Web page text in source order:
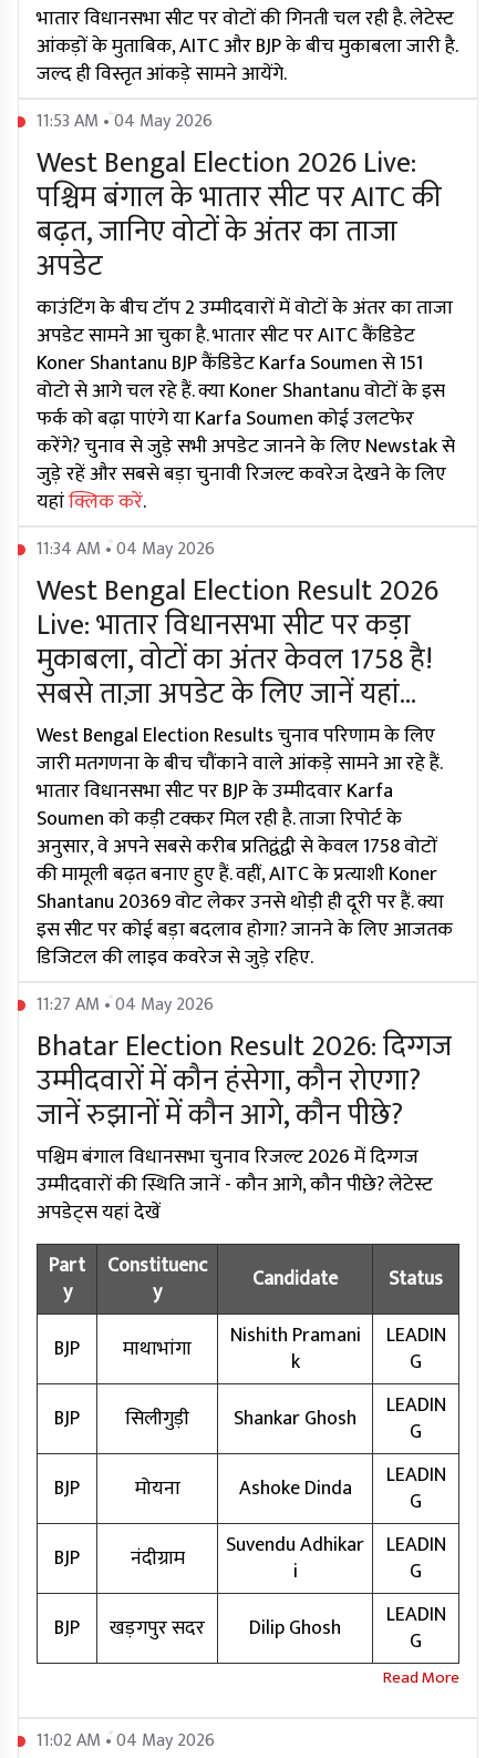
भातार विधानसभा सीट पर वोटों की गिनती चल रही है. लेटेस्ट
आंकड़ों के मुताबिक, AITC और BJP के बीच मुकाबला जारी है.
जल्द ही विस्तृत आंकड़े सामने आयेंगे.
11:53 AM • 04 May 2026
West Bengal Election 2026 Live:
पश्चिम बंगाल के भातार सीट पर AITC की
बढ़त, जानिए वोटों के अंतर का ताजा
अपडेट
काउंटिंग के बीच टॉप 2 उम्मीदवारों में वोटों के अंतर का ताजा
अपडेट सामने आ चुका है. भातार सीट पर AITC कैंडिडेट
Koner Shantanu BJP कैंडिडेट Karfa Soumen से 151
वोटो से आगे चल रहे हैं. क्या Koner Shantanu वोटों के इस
फर्क को बढ़ा पाएंगे या Karfa Soumen कोई उलटफेर
करेंगे? चुनाव से जुड़े सभी अपडेट जानने के लिए Newstak से
जुड़े रहें और सबसे बड़ा चुनावी रिजल्ट कवरेज देखने के लिए
यहांक्लिक करें.
11:34 AM • 04 May 2026
West Bengal Election Result 2026
Live: भातार विधानसभा सीट पर कड़ा
मुकाबला, वोटों का अंतर केवल 1758 है!
सबसे ताज़ा अपडेट के लिए जानें यहां...
West Bengal Election Results चुनाव परिणाम के लिए
जारी मतगणना के बीच चौंकाने वाले आंकड़े सामने आ रहे हैं.
भातार विधानसभा सीट पर BJP के उम्मीदवार Karfa
Soumen को कड़ी टक्कर मिल रही है. ताजा रिपोर्ट के
अनुसार, वे अपने सबसे करीब प्रतिद्वंद्वी से केवल 1758 वोटों
की मामूली बढ़त बनाए हुए हैं. वहीं, AITC के प्रत्याशी Koner
Shantanu 20369 वोट लेकर उनसे थोड़ी ही दूरी पर हैं. क्या
इस सीट पर कोई बड़ा बदलाव होगा? जानने के लिए आजतक
डिजिटल की लाइव कवरेज से जुड़े रहिए.
11:27 AM • 04 May 2026
Bhatar Election Result 2026: दिग्गज
उम्मीदवारों में कौन हंसेगा, कौन रोएगा?
जानें रुझानों में कौन आगे, कौन पीछे?
पश्चिम बंगाल विधानसभा चुनाव रिजल्ट 2026 में दिग्गज
उम्मीदवारों की स्थिति जानें - कौन आगे, कौन पीछे? लेटेस्ट
अपडेट्स यहां देखें
Part
y
Constituenc
y
Candidate Status
BJP माथाभांगा
Nishith Pramani
k
LEADIN
G
BJP
सिलीगुड़ी Shankar Ghosh
LEADIN
G
BJP
मोयना Ashoke Dinda
LEADIN
G
BJP
नंदीग्राम
Suvendu Adhikar
i
LEADIN
G
BJP
खड़गपुर सदर Dilip Ghosh
LEADIN
G
11:02 AM • 04 May 2026